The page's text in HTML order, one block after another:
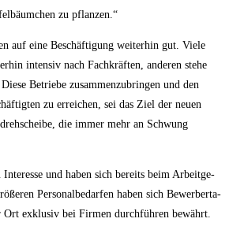
zu pflanzen.“
auf eine Beschäf­ti­gung wei­ter­hin gut. Vie­le
inten­siv nach Fach­kräf­ten, ande­ren ste­he
Betrie­be zusam­men­zu­brin­gen und den
zu errei­chen, sei das Ziel der neu­en
die immer mehr an Schwung
Inter­es­se und haben sich bereits beim Arbeit­ge­
Per­so­nal­be­dar­fen haben sich Bewer­ber­ta­
exklu­siv bei Fir­men durch­füh­ren bewährt.